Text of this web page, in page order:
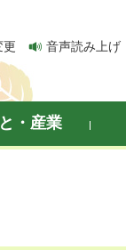
更 音声読み上げ
・産業